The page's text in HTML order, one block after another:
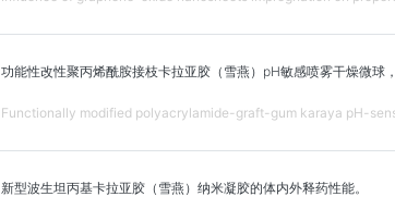
功能性改性聚丙烯酰胺接枝卡拉亚胶（雪燕）pH敏感喷雾干燥微球
Functionally modified polyacrylamide-graft-gum karaya pH-
新型波生坦丙基卡拉亚胶（雪燕）纳米凝胶的体内外释药性能。